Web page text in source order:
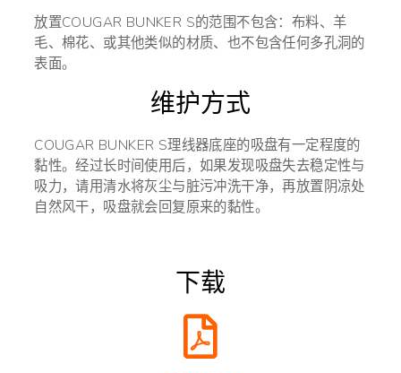
放置COUGAR BUNKER S的范围不包含：布料、羊
毛、棉花、或其他类似的材质、也不包含任何多孔洞的
表面。
维护方式
COUGAR BUNKER S理线器底座的吸盘有一定程度的
黏性。经过长时间使用后，如果发现吸盘失去稳定性与
吸力，请用清水将灰尘与脏污冲洗干净，再放置阴凉处
自然风干，吸盘就会回复原来的黏性。
下载​